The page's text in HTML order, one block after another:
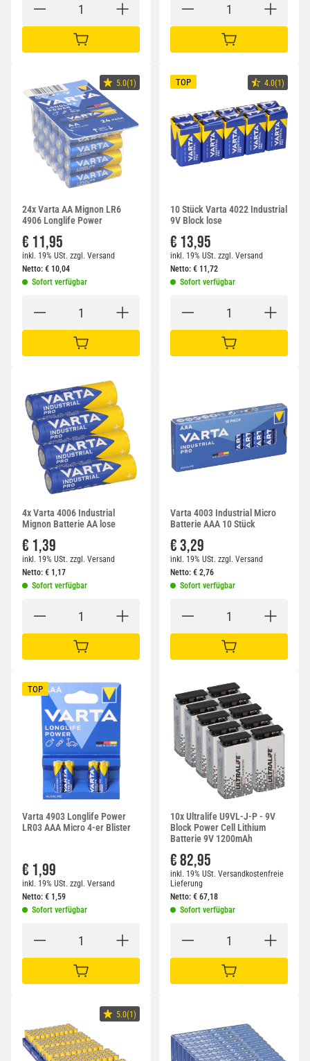
IN DEN WARENKORB IN DEN WARENKORB
5.0(1)
24x Varta AA Mignon LR6
4906 Longlife Power
€ 11,95
inkl. 19% USt. zzgl. Versand
Netto: € 10,04
Sofort verfügbar
IN DEN WARENKORB
TOP 4.0(1)
10 Stück Varta 4022 Industrial
9V Block lose
€ 13,95
inkl. 19% USt. zzgl. Versand
Netto: € 11,72
Sofort verfügbar
IN DEN WARENKORB
4x Varta 4006 Industrial
Mignon Batterie AA lose
€ 1,39
inkl. 19% USt. zzgl. Versand
Netto: € 1,17
Sofort verfügbar
IN DEN WARENKORB
Varta 4003 Industrial Micro
Batterie AAA 10 Stück
€ 3,29
inkl. 19% USt. zzgl. Versand
Netto: € 2,76
Sofort verfügbar
IN DEN WARENKORB
TOP
Varta 4903 Longlife Power
LR03 AAA Micro 4-er Blister
€ 1,99
inkl. 19% USt. zzgl. Versand
Netto: € 1,59
Sofort verfügbar
IN DEN WARENKORB
10x Ultralife U9VL-J-P - 9V
Block Power Cell Lithium
Batterie 9V 1200mAh
€ 82,95
inkl. 19% USt. Versandkostenfreie
Lieferung
Netto: € 67,18
Sofort verfügbar
IN DEN WARENKORB
5.0(1)